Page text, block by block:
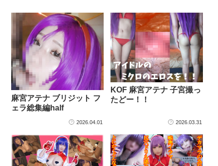
麻宮アテナ ブリジット フ
ェラ総集編half
2026.04.01
KOF 麻宮アテナ 子宮撮っ
たどー！！
2026.03.31